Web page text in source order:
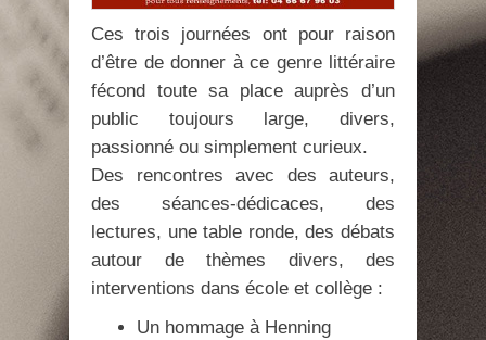
Ces trois journées ont pour raison
d’être de donner à ce genre littéraire
fécond toute sa place auprès d’un
public toujours large, divers,
passionné ou simplement curieux.
Des rencontres avec des auteurs,
des séances-dédicaces, des
lectures, une table ronde, des débats
autour de thèmes divers, des
interventions dans école et collège :
Un hommage à Henning